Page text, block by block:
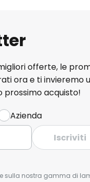
offerte, le
ora e ti invieremo
prossimo acquisto!
Azienda
Iscriviti
sulla nostra gamma di